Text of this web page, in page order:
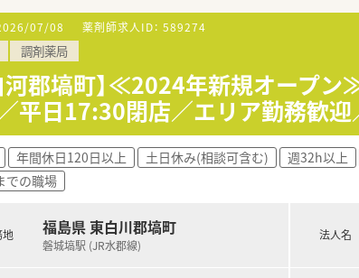
07/08 薬剤師求人ID： 589274
調剤薬局
河郡塙町】≪2024年新規オープ
平日17:30閉店／エリア勤務歓
年間休日120日以上 土日休み(相談可含む) 週32h以上
での職場
福島県 東白川郡塙町
磐城塙駅 (JR水郡線)
法人名